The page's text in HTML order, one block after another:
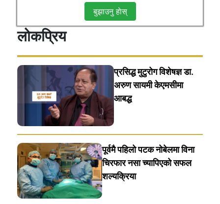
बुझाउनु हाेस्
लोकप्रिय
प्रसिद्ध मुटुरोग विशेषज्ञ डा.
अरुण सायमी केएमसीमा
आबद्ध
पूर्वमै पहिलो पटक नोबेलमा विना
चिरफार नसा च्यापिएको सफल
शल्यक्रिया